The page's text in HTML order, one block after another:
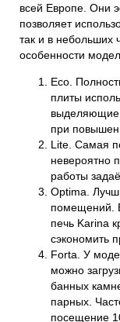
всей Европе. Они
позволяет
так и в небольших
особенности
Eco.
плиты
выделяющие
при
Lite. Самая
невероятно
работы
Optima.
помещений.
печь Karina
сэкономить
Forta. У
можно
банных
парных.
посещение